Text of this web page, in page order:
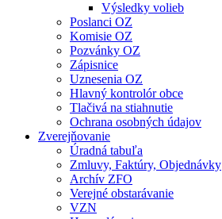
Výsledky volieb
Poslanci OZ
Komisie OZ
Pozvánky OZ
Zápisnice
Uznesenia OZ
Hlavný kontrolór obce
Tlačivá na stiahnutie
Ochrana osobných údajov
Zverejňovanie
Úradná tabuľa
Zmluvy, Faktúry, Objednávky
Archív ZFO
Verejné obstarávanie
VZN